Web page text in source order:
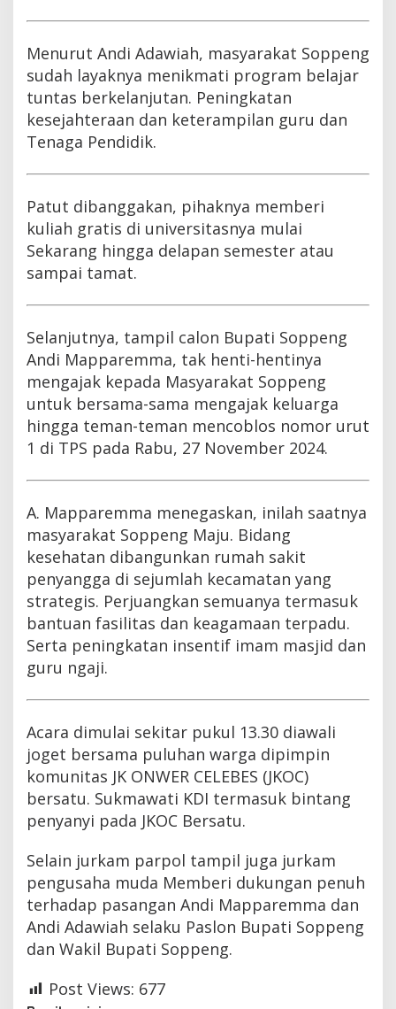
Menurut Andi Adawiah, masyarakat Soppeng
sudah layaknya menikmati program belajar
tuntas berkelanjutan. Peningkatan
kesejahteraan dan keterampilan guru dan
Tenaga Pendidik.
Patut dibanggakan, pihaknya memberi
kuliah gratis di universitasnya mulai
Sekarang hingga delapan semester atau
sampai tamat.
Selanjutnya, tampil calon Bupati Soppeng
Andi Mapparemma, tak henti-hentinya
mengajak kepada Masyarakat Soppeng
untuk bersama-sama mengajak keluarga
hingga teman-teman mencoblos nomor urut
1 di TPS pada Rabu, 27 November 2024.
A. Mapparemma menegaskan, inilah saatnya
masyarakat Soppeng Maju. Bidang
kesehatan dibangunkan rumah sakit
penyangga di sejumlah kecamatan yang
strategis. Perjuangkan semuanya termasuk
bantuan fasilitas dan keagamaan terpadu.
Serta peningkatan insentif imam masjid dan
guru ngaji.
Acara dimulai sekitar pukul 13.30 diawali
joget bersama puluhan warga dipimpin
komunitas JK ONWER CELEBES (JKOC)
bersatu. Sukmawati KDI termasuk bintang
penyanyi pada JKOC Bersatu.
Selain jurkam parpol tampil juga jurkam
pengusaha muda Memberi dukungan penuh
terhadap pasangan Andi Mapparemma dan
Andi Adawiah selaku Paslon Bupati Soppeng
dan Wakil Bupati Soppeng.
Post Views: 677